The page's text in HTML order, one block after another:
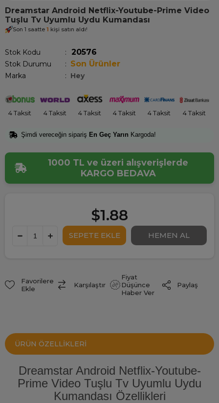
Dreamstar Android Netflix-Youtube-Prime Video
Tuşlu Tv Uyumlu Uydu Kumandası
Son 1 saatte 1 kişi satın aldı!
Stok Kodu 20576
Stok Durumu : Son Ürünler
Marka : Hey
4 Taksit 4 Taksit 4 Taksit 4 Taksit 4 Taksit 4 Taksit
Şimdi vereceğin sipariş En Geç Yarın Kargoda!
1000 TL ve üzeri alışverişlerde
KARGO BEDAVA
$1.88
Favorilere
Ekle
Karşılaştır
Fiyat
Düşünce
Haber Ver
Paylaş
ÜRÜN ÖZELLIKLERI
Dreamstar Android Netflix-Youtube-
Prime Video Tuşlu Tv Uyumlu Uydu
Kumandası Özellikleri